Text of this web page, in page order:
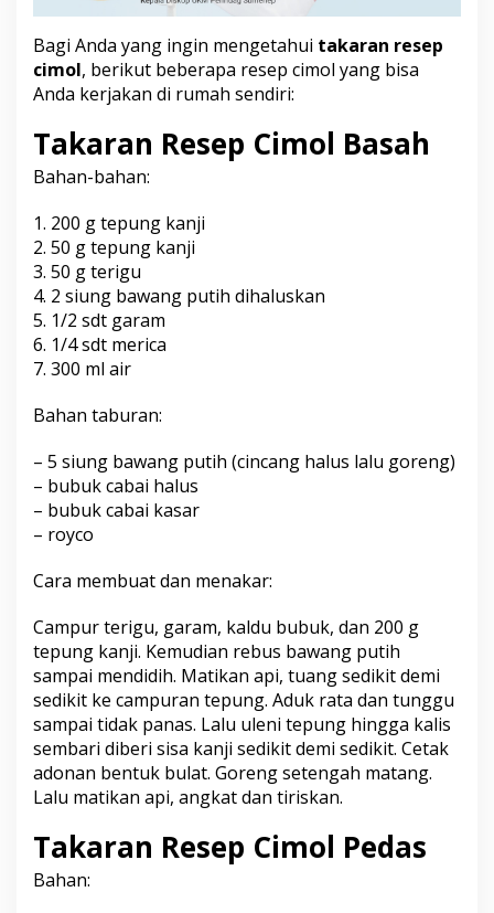
Bagi Anda yang ingin mengetahui takaran resep
cimol, berikut beberapa resep cimol yang bisa
Anda kerjakan di rumah sendiri:
Takaran Resep Cimol Basah
Bahan-bahan:
1. 200 g tepung kanji
2. 50 g tepung kanji
3. 50 g terigu
4. 2 siung bawang putih dihaluskan
5. 1/2 sdt garam
6. 1/4 sdt merica
7. 300 ml air
Bahan taburan:
– 5 siung bawang putih (cincang halus lalu goreng)
– bubuk cabai halus
– bubuk cabai kasar
– royco
Cara membuat dan menakar:
Campur terigu, garam, kaldu bubuk, dan 200 g
tepung kanji. Kemudian rebus bawang putih
sampai mendidih. Matikan api, tuang sedikit demi
sedikit ke campuran tepung. Aduk rata dan tunggu
sampai tidak panas. Lalu uleni tepung hingga kalis
sembari diberi sisa kanji sedikit demi sedikit. Cetak
adonan bentuk bulat. Goreng setengah matang.
Lalu matikan api, angkat dan tiriskan.
Takaran Resep Cimol Pedas
Bahan: